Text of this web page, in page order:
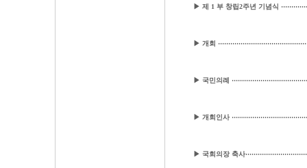
▶ 제 1 부 창립2주년 기념식
▶ 개회
▶ 국민의례
▶ 개회인사
▶ 국회의장 축사